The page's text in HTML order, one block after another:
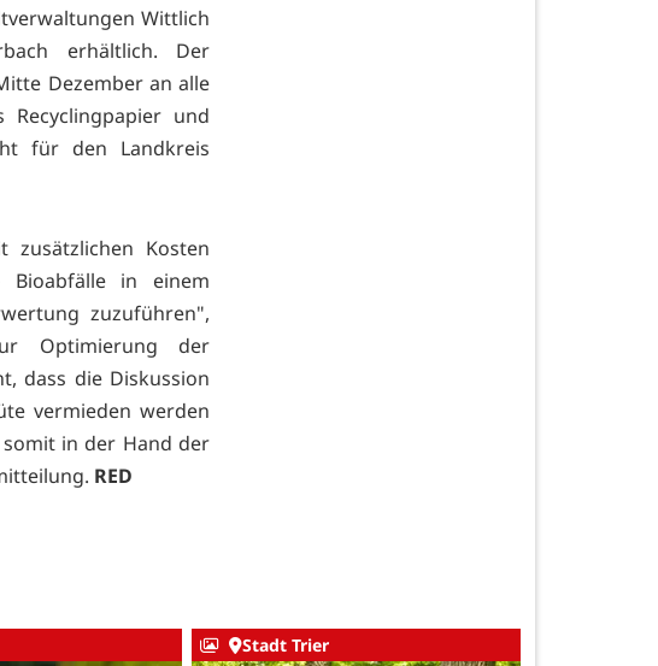
Wittlich
erhältlich. Der
Dezember an alle
und
für den Landkreis
Kosten
Bioabfälle in einem
zuzuführen",
Optimierung der
dass die Diskussion
vermieden werden
in der Hand der
RED
Stadt Trier